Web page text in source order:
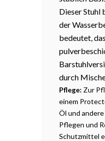
Dieser Stuhl
der
bedeutet,
durch
Pflege: Zur
einem
Öl und
Pflegen und
Schutzmittel